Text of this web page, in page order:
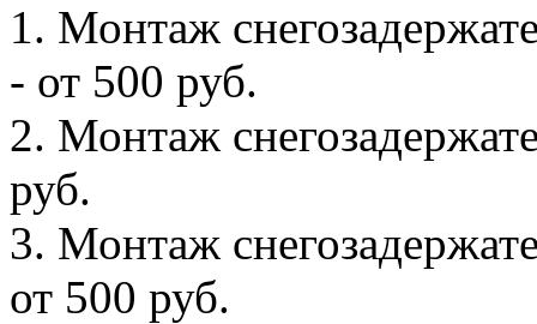
1. Монтаж
- от 500 руб.
2. Монтаж
руб.
3. Монтаж
от 500 руб.